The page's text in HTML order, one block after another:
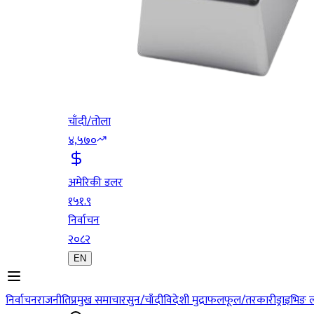
चाँदी/तोला
४,५७०
अमेरिकी डलर
१५१.९
निर्वाचन
२०८२
EN
निर्वाचनराजनीतिप्रमुख समाचारसुन/चाँदीविदेशी मुद्राफलफूल/तरकारी